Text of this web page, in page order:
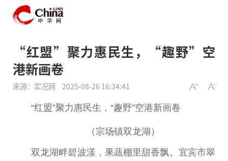
“红盟”聚力惠民生，“趣野”空
港新画卷
来源：实况网 2025-08-26 16:34:41
“红盟”聚力惠民生，“趣野”空港新画卷
（宗场镇双龙湖）
双龙湖畔碧波漾，果蔬棚里甜香飘。宜宾市翠